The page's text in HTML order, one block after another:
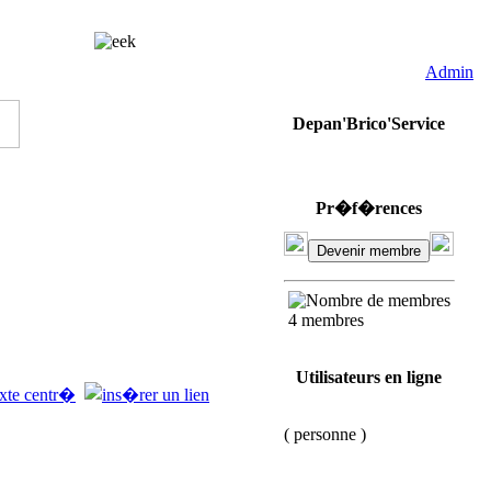
Admin
Depan'Brico'Service
Pr�f�rences
4 membres
Utilisateurs en ligne
( personne )